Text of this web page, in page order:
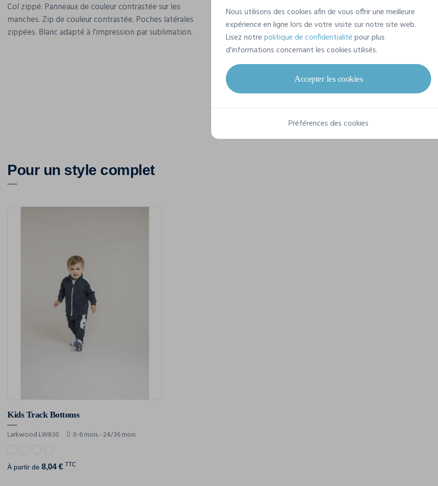
Col zippé. Panneaux de couleur contrastée sur les
manches. Zip de couleur contrastée. Poches latérales
zippées. Blanc adapté à l'impression par sublimation.
Marque
Finden-Hales
Référence
LV874
Grammage
Composition
100% polyester
Pour un style complet
Kids Track Bottoms
Larkwood LW830 0-6 mois - 24/36 mois
À partir de 8,04 € TTC
Nous utilisons des cookies afin de vous offrir une meilleure
expérience en ligne lors de votre visite sur notre site web.
Lisez notrepolitique de confidentialitépour plus
d'informations concernant les cookies utilisés.
Accepter les cookies
Préférences des cookies